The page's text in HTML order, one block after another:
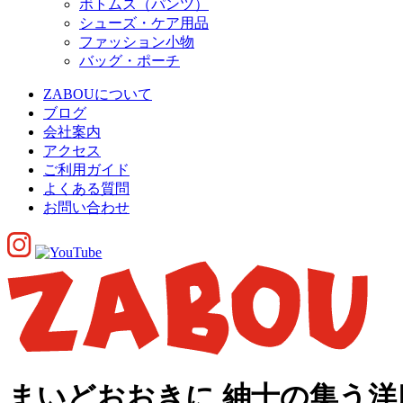
ボトムス（パンツ）
シューズ・ケア用品
ファッション小物
バッグ・ポーチ
ZABOUについて
ブログ
会社案内
アクセス
ご利用ガイド
よくある質問
お問い合わせ